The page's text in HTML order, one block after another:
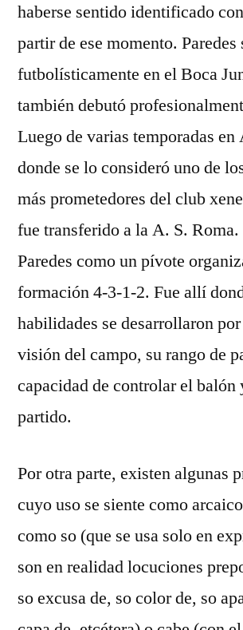
haberse sentido identificado
partir de ese momento. Paredes
futbolísticamente en el Boca
también debutó
Luego de varias temporadas
donde se lo consideró uno de
más prometedores del club
fue transferido a la A. S.
Paredes como un pívote
formación 4-3-1-2. Fue allí
habilidades se desarrollaron
visión del campo, su rango de
capacidad de controlar el
partido.
Por otra parte, existen algunas
cuyo uso se siente como
como so (que se usa solo en
son en realidad locuciones
so excusa de, so color de, so